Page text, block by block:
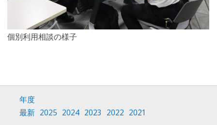
個別利用相談の様子
年度
最新 2025 2024 2023 2022 2021